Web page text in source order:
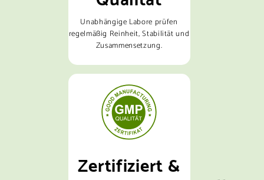
Unabhängige Labore prüfen
regelmäßig Reinheit, Stabilität und
Zusammensetzung.
Zertifiziert &